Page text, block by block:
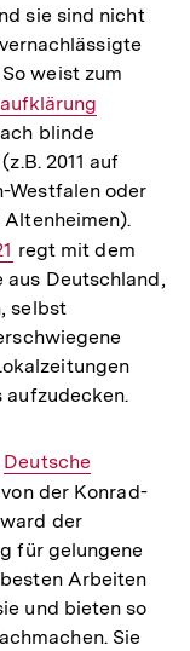
sie sind nicht
weist zum
blinde
2011 auf
Westfalen oder
regt mit dem
aus Deutschland,
selbst
aufzudecken.
Externer
Link:
Deutsche
der Konrad-
der
für gelungene
Arbeiten
und bieten so
Sie